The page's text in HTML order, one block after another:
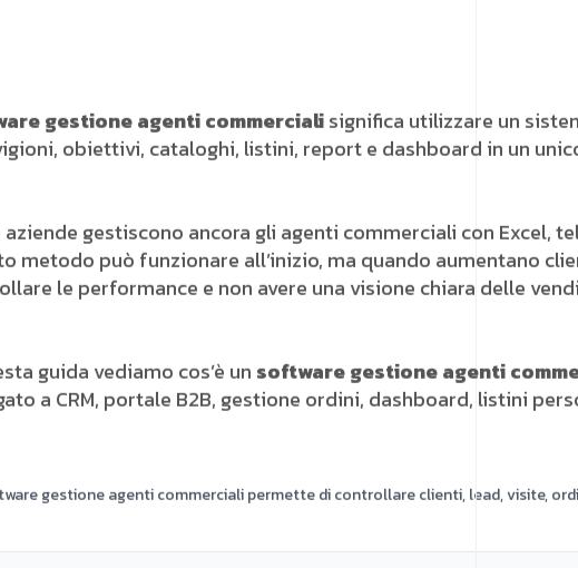
gestione agenti commercialisignifica utilizzare un
obiettivi, cataloghi, listini, report e dashboard in un
aziende gestiscono ancora gli agenti commerciali con Excel,
metodo può funzionare all’inizio, ma quando aumentano
le performance e non avere una visione chiara delle
guida vediamo cos’è un software gestione agenti
a CRM, portale B2B, gestione ordini, dashboard, listini
gestione agenti commerciali permette di controllare clienti, lead, visite,